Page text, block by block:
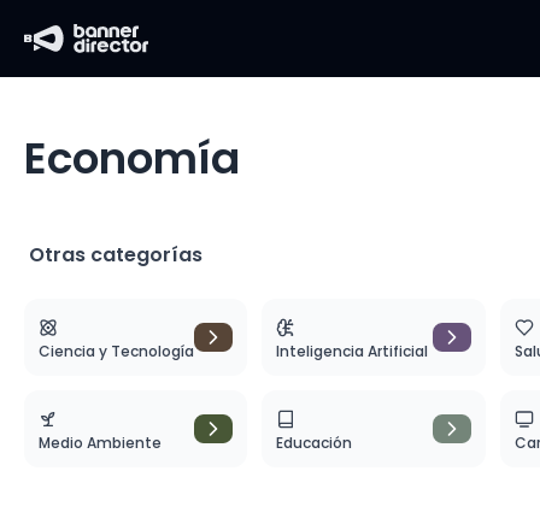
Economía
Otras categorías
Ciencia y Tecnología Inteligencia Artificial
Medio Ambiente Educación